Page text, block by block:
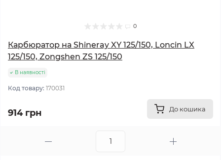
0
Карбюратор на Shineray XY 125/150, Loncin LX
125/150, Zongshen ZS 125/150
В наявності
Код товару: 170031
914 грн До кошика